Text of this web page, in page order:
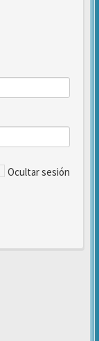
Ocultar sesión